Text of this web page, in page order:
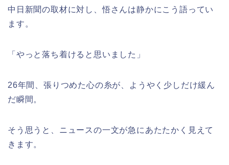
中日新聞の取材に対し、悟さんは静かにこう語ってい
ます。
「やっと落ち着けると思いました」
26年間、張りつめた心の糸が、ようやく少しだけ緩ん
だ瞬間。
そう思うと、ニュースの一文が急にあたたかく見えて
きます。